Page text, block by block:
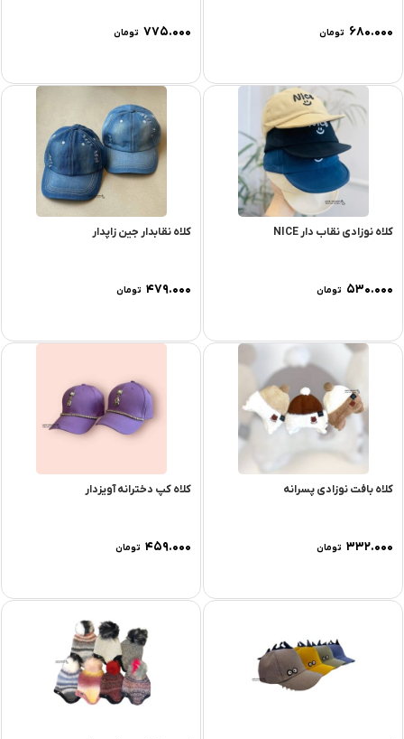
۶۸۰.۰۰۰ تومان ۷۷۵.۰۰۰ تومان
کلاه نوزادی نقاب دار NICE
۵۳۰.۰۰۰ تومان
کلاه نقابدار جین زاپدار
۴۷۹.۰۰۰ تومان
کلاه بافت نوزادی پسرانه
۳۳۲.۰۰۰ تومان
کلاه کپ دخترانه آویزدار
۴۵۹.۰۰۰ تومان